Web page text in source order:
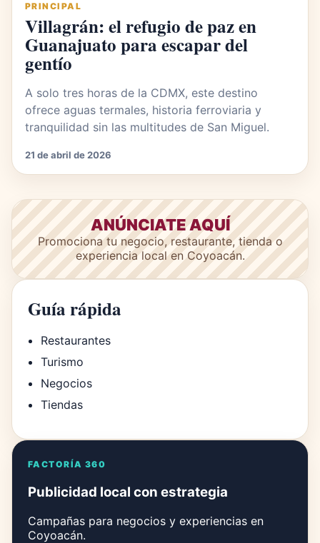
PRINCIPAL
Villagrán: el refugio de paz en
Guanajuato para escapar del
gentío
A solo tres horas de la CDMX, este destino
ofrece aguas termales, historia ferroviaria y
tranquilidad sin las multitudes de San Miguel.
21 de abril de 2026
ANÚNCIATE AQUÍ
Promociona tu negocio, restaurante, tienda o
experiencia local en Coyoacán.
Guía rápida
Restaurantes
Turismo
Negocios
Tiendas
FACTORÍA 360
Publicidad local con estrategia
Campañas para negocios y experiencias en
Coyoacán.